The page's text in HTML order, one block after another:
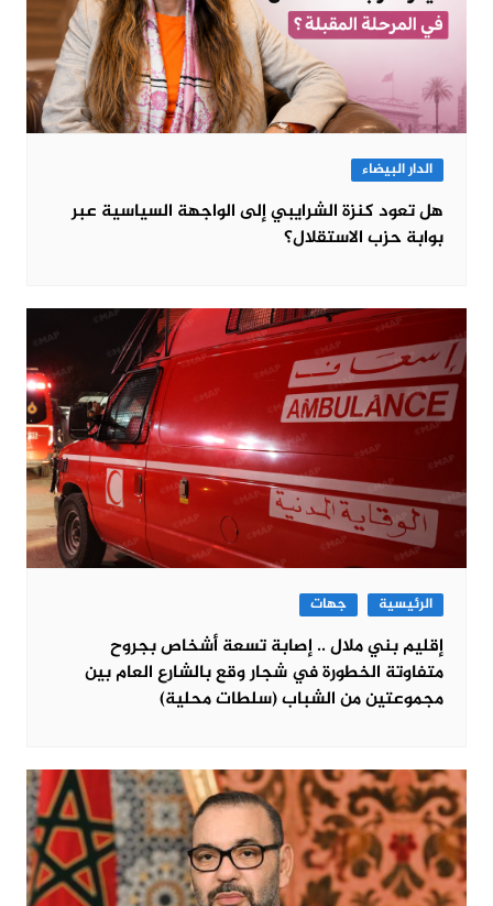
الدار البيضاء
هل تعود كنزة الشرايبي إلى الواجهة السياسية عبر
بوابة حزب الاستقلال؟
الرئيسية جهات
إقليم بني ملال .. إصابة تسعة أشخاص بجروح
متفاوتة الخطورة في شجار وقع بالشارع العام بين
مجموعتين من الشباب (سلطات محلية)